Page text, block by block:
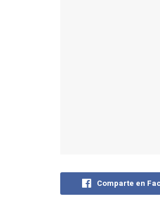
Comparte en